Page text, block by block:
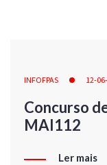
INFOFPAS 12-
Concurso
MAI112
Ler mais